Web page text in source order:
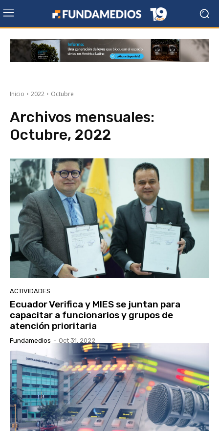
Inicio 2022 Octubre
Archivos mensuales:
Octubre, 2022
ACTIVIDADES
Ecuador Verifica y MIES se juntan para
capacitar a funcionarios y grupos de
atención prioritaria
Fundamedios - Oct 31, 2022